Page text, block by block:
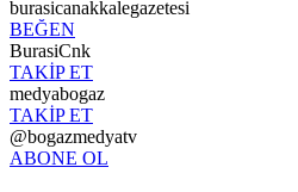
burasicanakkalegazetesi
BEĞEN
BurasiCnk
TAKİP ET
medyabogaz
TAKİP ET
@bogazmedyatv
ABONE OL